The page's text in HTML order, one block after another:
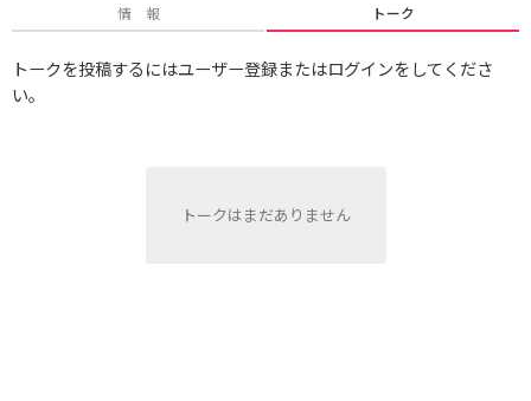
情 報 トーク
トークを投稿するにはユーザー登録またはログインをしてくださ
い。
トークはまだありません